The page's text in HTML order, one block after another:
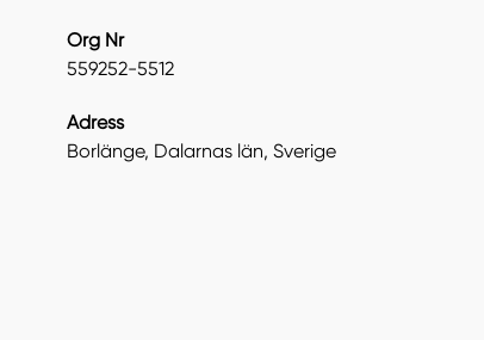
Org Nr
559252-5512
Adress
Borlänge, Dalarnas län, Sverige